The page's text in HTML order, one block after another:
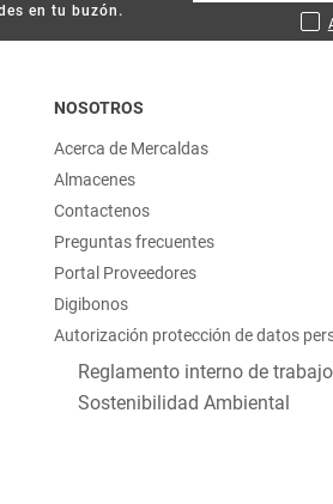
en tu buzón.
NOSOTROS
Acerca de Mercaldas
Almacenes
Contactenos
Preguntas frecuentes
Portal Proveedores
Digibonos
Autorización protección de datos
Reglamento interno de trabajo
Sostenibilidad Ambiental